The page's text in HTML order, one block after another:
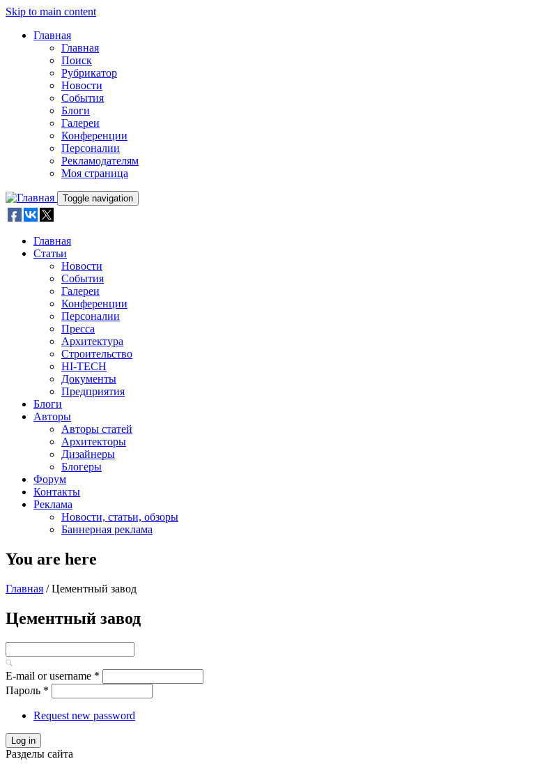
Skip to main content
Главная
Главная
Поиск
Рубрикатор
Новости
События
Блоги
Галереи
Конференции
Персоналии
Рекламодателям
Моя страница
Toggle navigation
Главная
Статьи
Новости
События
Галереи
Конференции
Персоналии
Пресса
Архитектура
Строительство
HI-TECH
Документы
Предприятия
Блоги
Авторы
Авторы статей
Архитекторы
Дизайнеры
Блогеры
Форум
Контакты
Реклама
Новости, статьи, обзоры
Баннерная реклама
You are here
Главная / Цементный завод
Цементный завод
E-mail or username *
Пароль *
Request new password
Log in
Разделы сайта